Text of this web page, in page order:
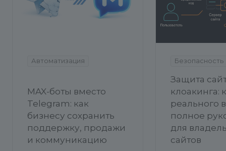
Автоматизация
MAX-боты вместо
Telegram: как
бизнесу сохранить
поддержку, продажи
и коммуникацию
Безопасность
Защита
клоакинга:
реального
полное
для
сайтов